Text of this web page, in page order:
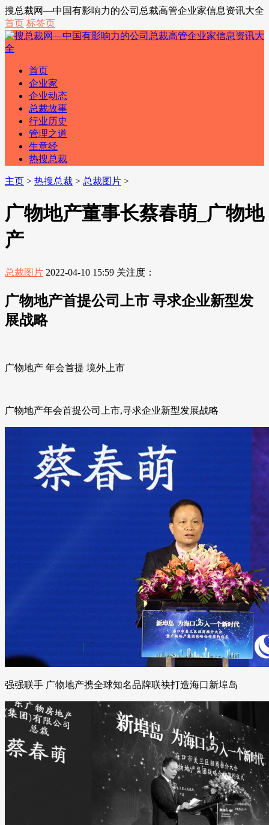
搜总裁网—中国有影响力的公司总裁高管企业家信息资讯大全
首页 标签页
首页
企业家
企业动态
总裁故事
行业历史
管理之道
生意经
热搜总裁
主页 > 热搜总裁 > 总裁图片 >
广物地产董事长蔡春萌_广物地
产
总裁图片 2022-04-10 15:59 关注度：
广物地产首提公司上市 寻求企业新型发
展战略
广物地产 年会首提 境外上市
广物地产年会首提公司上市,寻求企业新型发展战略
强强联手 广物地产携全球知名品牌联袂打造海口新埠岛